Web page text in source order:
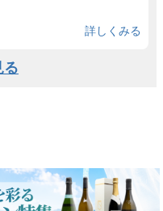
詳しくみる
る